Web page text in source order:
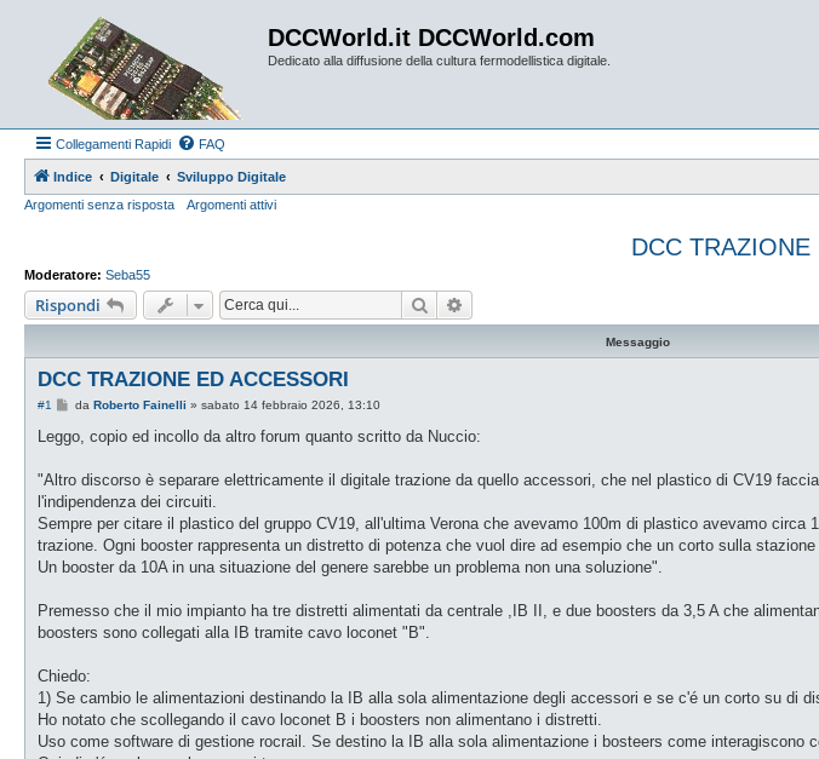
DCCWorld.it DCCWorld.com
Dedicato alla diffusione della cultura fermodellistica digitale.
Collegamenti Rapidi FAQ
Indice Digitale
Sviluppo Digitale
Argomenti senza risposta
Argomenti attivi
DCC TRAZIONE
Moderatore: Seba55
Rispondi Cerca
Messaggio
DCC TRAZIONE ED ACCESSORI
#1
M
s
s
g
i
o
da Roberto Fainelli » sabato 14 febbraio 2026, 13:10
Leggo, copio ed incollo da altro forum quanto scritto da Nuccio:
"Altro discorso è separare elettricamente il digitale trazione da quello accessori, che nel plastico di CV19
l'indipendenza dei circuiti.
Sempre per citare il plastico del gruppo CV19, all'ultima Verona che avevamo 100m di plastico avevamo
trazione. Ogni booster rappresenta un distretto di potenza che vuol dire ad esempio che un corto sulla
Un booster da 10A in una situazione del genere sarebbe un problema non una soluzione".
Premesso che il mio impianto ha tre distretti alimentati da centrale ,IB II, e due boosters da 3,5 A che
boosters sono collegati alla IB tramite cavo loconet "B".
Chiedo:
1) Se cambio le alimentazioni destinando la IB alla sola alimentazione degli accessori e se c'é un corto su di
Ho notato che scollegando il cavo loconet B i boosters non alimentano i distretti.
Uso come software di gestione rocrail. Se destino la IB alla sola alimentazione i bosteers come